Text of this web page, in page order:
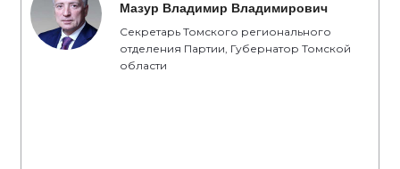
Мазур Владимир Владимирович
Секретарь Томского регионального
отделения Партии, Губернатор Томской
области